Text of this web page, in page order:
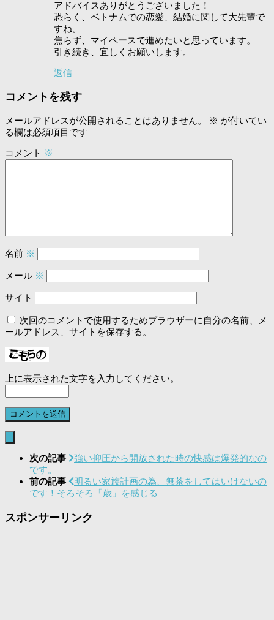
アドバイスありがとうございました！
恐らく、ベトナムでの恋愛、結婚に関して大先輩で
すね。
焦らず、マイペースで進めたいと思っています。
引き続き、宜しくお願いします。
返信
コメントを残す
メールアドレスが公開されることはありません。 ※ が付いてい
る欄は必須項目です
コメント ※
名前 ※
メール ※
サイト
次回のコメントで使用するためブラウザーに自分の名前、メ
ールアドレス、サイトを保存する。
上に表示された文字を入力してください。
次の記事
強い抑圧から開放された時の快感は爆発的なの
です。
前の記事
明るい家族計画の為、無茶をしてはいけないの
です！そろそろ「歳」を感じる
スポンサーリンク